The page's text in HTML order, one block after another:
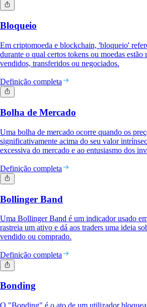
Bloqueio
Em criptomoeda e blockchain, 'bloqueio'
durante o qual certos tokens ou moedas estão
vendidos, transferidos ou negociados.
Definição completa
Bolha de Mercado
Uma bolha de mercado ocorre quando os
significativamente acima do seu valor
excessiva do mercado e ao entusiasmo dos
Definição completa
Bollinger Band
Uma Bollinger Band é um indicador usado
rastreia um ativo e dá aos traders uma ideia
vendido ou comprado.
Definição completa
Bonding